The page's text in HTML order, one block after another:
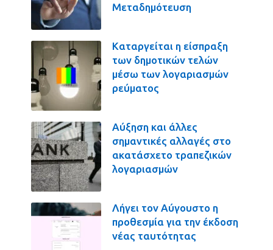
Μεταδημότευση
Καταργείται η είσπραξη
των δημοτικών τελών
μέσω των λογαριασμών
ρεύματος
Αύξηση και άλλες
σημαντικές αλλαγές στο
ακατάσχετο τραπεζικών
λογαριασμών
Λήγει τον Αύγουστο η
προθεσμία για την έκδοση
νέας ταυτότητας